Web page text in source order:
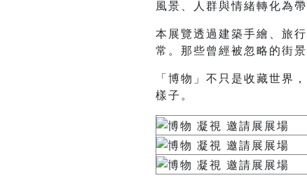
風景、人群與情緒轉化為
本展覽透過建築手繪、旅
常。那些曾經被忽略的街
「博物」不只是收藏世界
樣子。